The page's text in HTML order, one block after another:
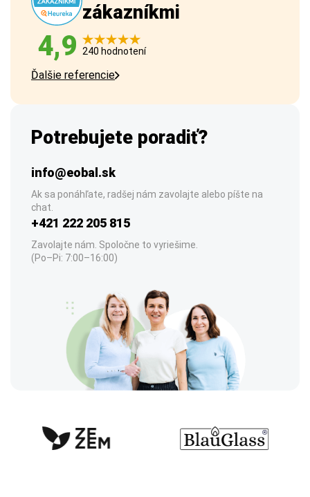
zákazníkmi
4,9 240 hodnotení
Ďalšie referencie
Potrebujete poradiť?
info@eobal.sk
Ak sa ponáhľate, radšej nám zavolajte alebo píšte na
chat.
+421 222 205 815
Zavolajte nám. Spoločne to vyriešime.
(Po–Pi: 7:00–16:00)